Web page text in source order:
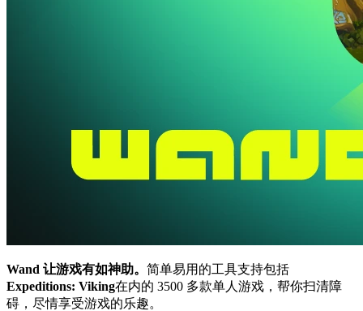
Wand 让游戏有如神助。 简单易用的工具支持包括
Expeditions: Viking在内的 3500 多款单人游戏，帮你扫清障
碍，尽情享受游戏的乐趣。